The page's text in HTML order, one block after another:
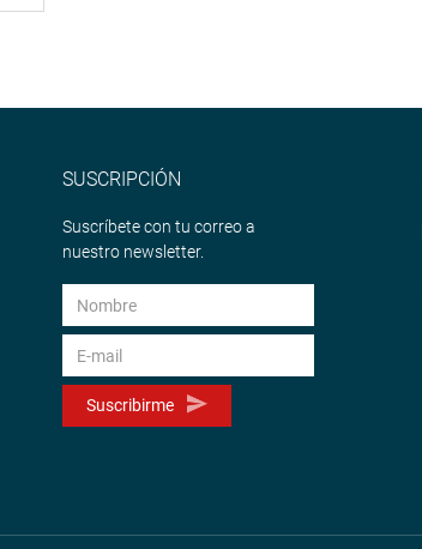
SUSCRIPCIÓN
Suscríbete con tu correo a
nuestro newsletter.
Suscribirme